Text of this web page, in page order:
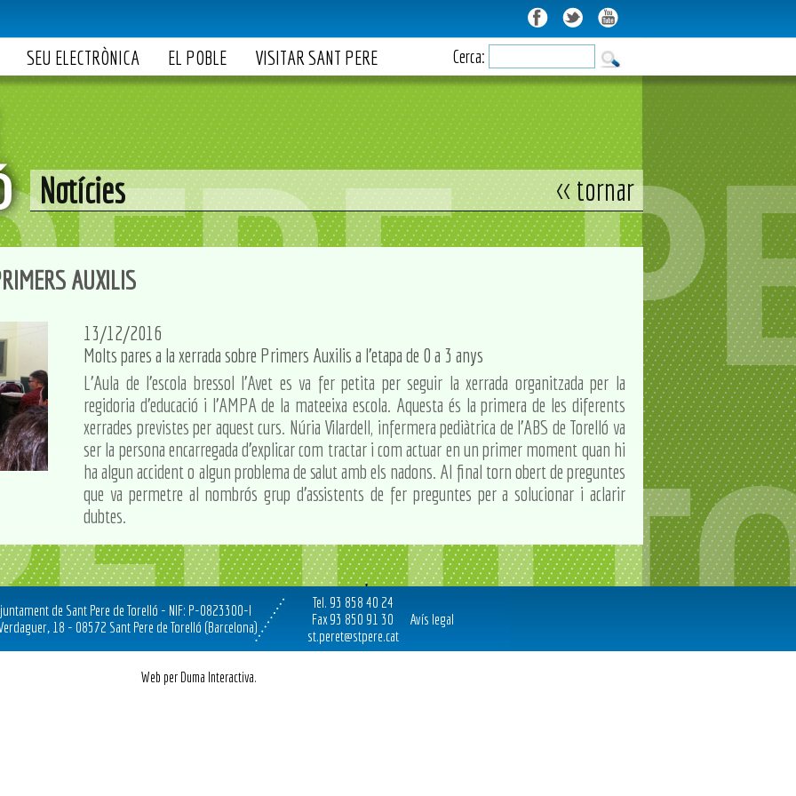
SEU ELECTRÒNICA EL POBLE VISITAR SANT PERE Cerca:
Notícies << tornar
AUXILIS
13/12/2016
Molts pares a la xerrada sobre Primers Auxilis a l'etapa de 0 a 3 anys
L'Aula de l'escola bressol l'Avet es va fer petita per seguir la xerrada organitzada per la
regidoria d'educació i l'AMPA de la mateeixa escola. Aquesta és la primera de les diferents
xerrades previstes per aquest curs. Núria Vilardell, infermera pediàtrica de l'ABS de Torelló va
ser la persona encarregada d'explicar com tractar i com actuar en un primer moment quan hi
ha algun accident o algun problema de salut amb els nadons. Al final torn obert de preguntes
que va permetre al nombrós grup d'assistents de fer preguntes per a solucionar i aclarir
dubtes.
de Sant Pere de Torelló - NIF: P-0823300-I
18 - 08572 Sant Pere de Torelló (Barcelona)
Tel. 93 858 40 24
Fax 93 850 91 30
st.peret@stpere.cat
Avís legal
Web per Duma Interactiva.